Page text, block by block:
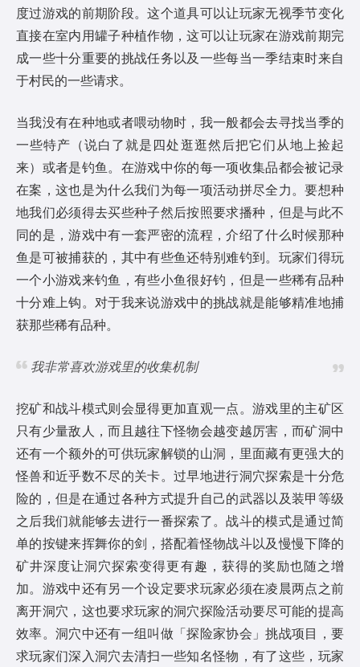
度过游戏的前期阶段。这个道具可以让玩家无视季节变化
直接在室内用罐子种植作物，这可以让玩家在游戏前期完
成一些十分重要的挑战任务以及一些每当一季结束时来自
于村民的一些请求。
当我没有在种地或者喂动物时，我一般都会去寻找当季的
一些特产（说白了就是四处逛逛然后把它们从地上捡起
来）或者是钓鱼。在游戏中你的每一项收集品都会被记录
在案，这也是为什么我们为每一项活动拼尽全力。要想种
地我们必须得去买些种子然后按照要求播种，但是与此不
同的是，游戏中有一套严密的流程，介绍了什么时候那种
鱼是可被捕获的，其中有些鱼还特别难钓到。玩家们得玩
一个小游戏来钓鱼，有些小鱼很好钓，但是一些稀有品种
十分难上钩。对于我来说游戏中的挑战就是能够精准地捕
获那些稀有品种。
我非常喜欢游戏里的收集机制
挖矿和战斗模式则会显得更加直观一点。游戏里的主矿区
只有少量敌人，而且越往下怪物会越变越厉害，而矿洞中
还有一个额外的可供玩家解锁的山洞，里面藏有更强大的
怪兽和近乎数不尽的关卡。过早地进行洞穴探索是十分危
险的，但是在通过各种方式提升自己的武器以及装甲等级
之后我们就能够去进行一番探索了。战斗的模式是通过简
单的按键来挥舞你的剑，搭配着怪物战斗以及慢慢下降的
矿井深度让洞穴探索变得更有趣，获得的奖励也随之增
加。游戏中还有另一个设定要求玩家必须在凌晨两点之前
离开洞穴，这也要求玩家的洞穴探险活动要尽可能的提高
效率。洞穴中还有一组叫做「探险家协会」挑战项目，要
求玩家们深入洞穴去清扫一些知名怪物，有了这些，玩家